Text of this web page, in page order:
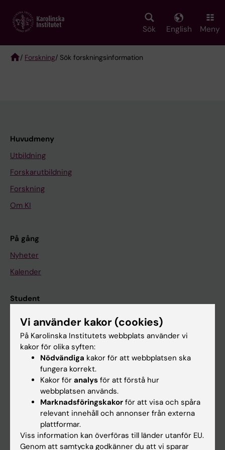
main
Sök English Meny
/ Forskning/ Sök forskningsinformation
Huvudmeny
Utbildning
Forskarutbildning
Forskning
Om KI
På gång
Nyheter
Kalender
Student
Ladok
Canvas
Schema
Studentmejlen
Kurs- och programwebbar
Student på KI
Medarbetare
Vi använder kakor (cookies)
På Karolinska Institutets webbplats använder vi
kakor för olika syften:
Nödvändiga kakor för att webbplatsen ska
fungera korrekt.
Kakor för analys för att förstå hur
webbplatsen används.
Marknadsföringskakor för att visa och spåra
relevant innehåll och annonser från externa
plattformar.
Viss information kan överföras till länder utanför EU.
Genom att samtycka godkänner du att vi sparar